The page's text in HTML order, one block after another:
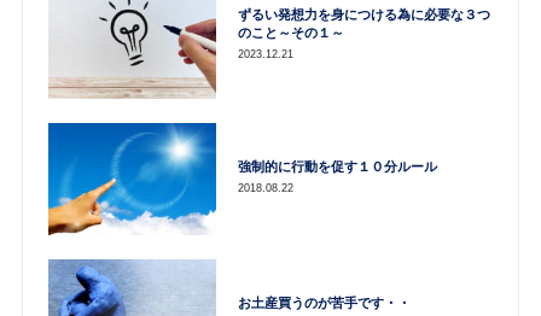
ずるい発想力を身につける為に必要な３つ
のこと～その１～
2023.12.21
強制的に行動を促す１０分ルール
2018.08.22
お土産買うのが苦手です・・